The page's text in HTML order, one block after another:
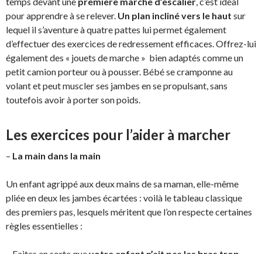
pour apprendre à se relever. Un plan incliné vers le haut sur
lequel il s’aventure à quatre pattes lui permet également
d’effectuer des exercices de redressement efficaces. Offrez-lui
également des « jouets de marche » bien adaptés comme un
petit camion porteur ou à pousser. Bébé se cramponne au
volant et peut muscler ses jambes en se propulsant, sans
toutefois avoir à porter son poids.
Les exercices pour l’aider à marcher
– La main dans la main
Un enfant agrippé aux deux mains de sa maman, elle-même
pliée en deux les jambes écartées : voilà le tableau classique
des premiers pas, lesquels méritent que l’on respecte certaines
règles essentielles :